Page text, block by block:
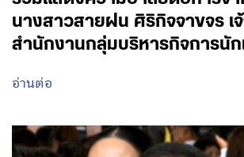
นางสาวสายฝน ศิริกิจจาขจร เ
สำนักงานกลุ่มบริหารกิจการนัก
อ่านต่อ